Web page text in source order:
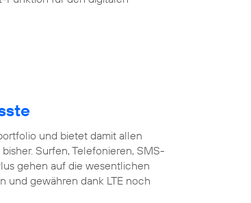
und bietet damit allen
Surfen, Telefonieren, SMS-
gehen auf die wesentlichen
und gewähren dank LTE noch